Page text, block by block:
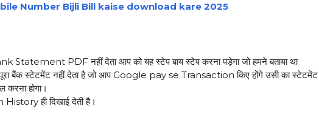
Number Bijli Bill kaise download kare 2025
Statement PDF नहीं देता आप को यह स्टेप बाय स्टेप करना पड़ेगा जो हमने बताया था
बैंक स्टेटमेंट नहीं देता है जो आप Google pay se Transaction किए होंगे उसी का स्टेटमेंट
होगा।
ही दिखाई देती है।